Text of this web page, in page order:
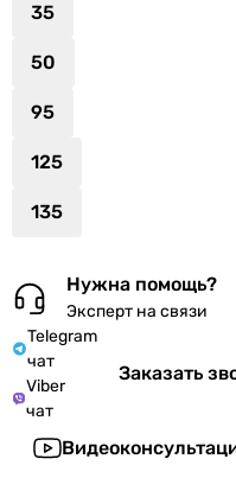
35
50
95
125
135
Нужна помощь?
Эксперт на связи
Telegram
чат
Viber
чат
Заказать